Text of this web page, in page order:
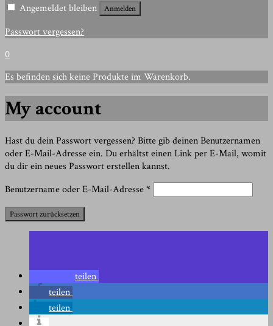
Angemeldet bleiben
Anmelden
Passwort vergessen?
0
Es befinden sich keine Produkte im Warenkorb.
My account
Hast du dein Passwort vergessen? Bitte gib deinen Benutzernamen
oder E-Mail-Adresse ein. Du erhältst einen Link per E-Mail, womit
du dir ein neues Passwort erstellen kannst.
Benutzername oder E-Mail-Adresse*Erforderlich
Passwort zurücksetzen
teilen
teilen
teilen